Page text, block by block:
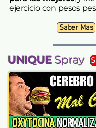
ejercicio con pesos
Saber Mas
UNIQUE Spray